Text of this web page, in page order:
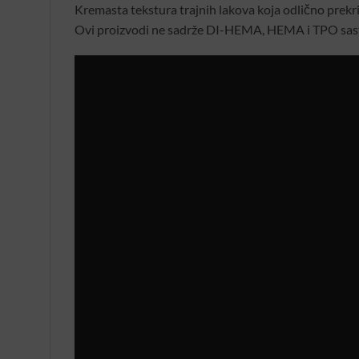
Kremasta tekstura trajnih lakova koja odlično
Ovi proizvodi ne sadrže DI-HEMA, HEMA i TPO